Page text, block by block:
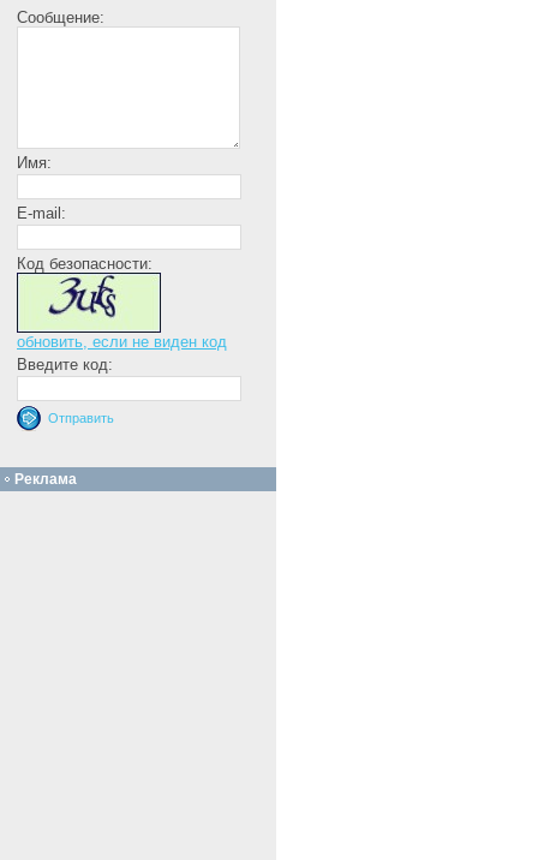
Сообщение:
Имя:
E-mail:
Код безопасности:
обновить, если не виден код
Введите код:
Реклама